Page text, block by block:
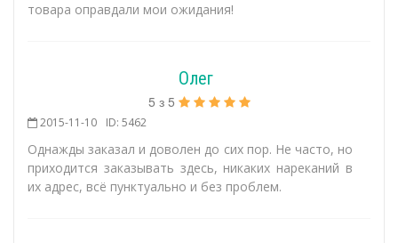
товара оправдали мои ожидания!
Олег
5 з 5
2015-11-10 ID: 5462
Однажды заказал и доволен до сих пор. Не часто, но
приходится заказывать здесь, никаких нареканий в
их адрес, всё пунктуально и без проблем.